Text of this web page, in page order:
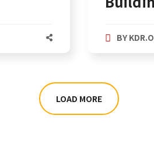
BY
LOAD MORE